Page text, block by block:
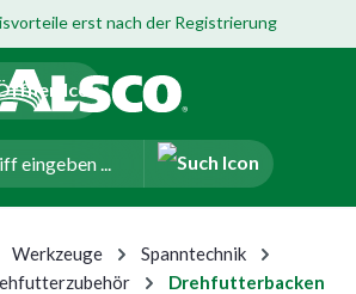
B2B-Plattform springen
erst nach der Registrierung
Werkzeuge
Spanntechnik
Drehfutterbacken